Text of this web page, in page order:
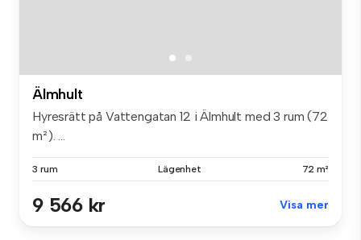
Älmhult
Hyresrätt på Vattengatan 12 i Älmhult med 3 rum (72
m²). ...
3 rum Lägenhet 72 m²
9 566 kr Visa mer